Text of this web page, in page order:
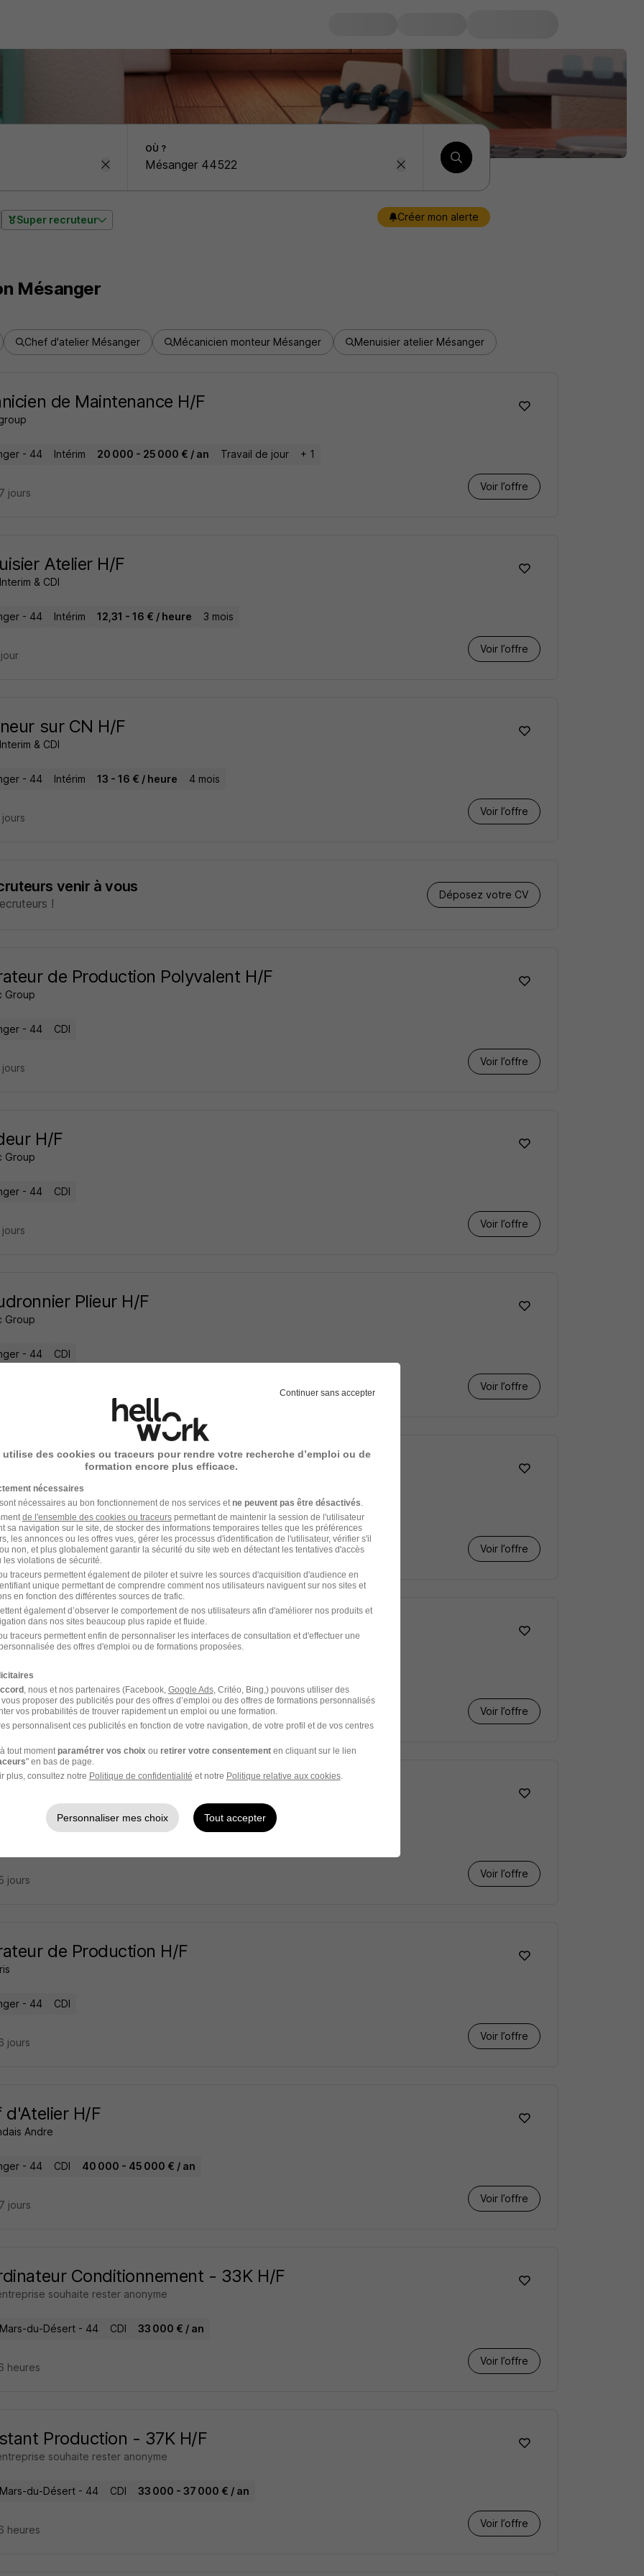
OÙ ?
Super recruteur Créer mon alerte
Mésanger
Chef d'atelier Mésanger Mécanicien monteur Mésanger Menuisier atelier Mésanger
de Maintenance H/F
- 44 Intérim 20 000 - 25 000 € / an Travail de jour + 1
Voir l’offre
jours
Atelier H/F
& CDI
- 44 Intérim 12,31 - 16 € / heure 3 mois
Voir l’offre
sur CN H/F
& CDI
- 44 Intérim 13 - 16 € / heure 4 mois
Voir l’offre
venir à vous
!
Déposez votre CV
de Production Polyvalent H/F
Group
- 44 CDI
Voir l’offre
H/F
Group
- 44 CDI
Voir l’offre
Plieur H/F
Group
- 44 CDI
Voir l’offre
Polyvalent en Industrie H/F
- 44 CDI
Voir l’offre
jours
Monteur H/F
Group
- 44
Voir l’offre
jours
Voir l’offre
jours
de Production H/F
- 44 CDI
Voir l’offre
jours
d'Atelier H/F
Andre
- 44 CDI 40 000 - 45 000 € / an
Voir l’offre
jours
Conditionnement - 33K H/F
souhaite rester anonyme
du-Désert - 44 CDI 33 000 € / an
Voir l’offre
heures
Production - 37K H/F
souhaite rester anonyme
du-Désert - 44 CDI 33 000 - 37 000 € / an
Voir l’offre
heures
Continuer sans accepter
utilise des cookies ou traceurs pour rendre votre recherche d’emploi ou de
formation encore plus efficace.
nécessaires
nécessaires au bon fonctionnement de nos services et ne peuvent pas être désactivés
de l'ensemble des cookies ou traceurspermettant de maintenir la session de l'utilisateur
sa navigation sur le site, de stocker des informations temporaires telles que les préférences
les annonces ou les offres vues, gérer les processus d'identification de l'utilisateur, vérifier s'il
non, et plus globalement garantir la sécurité du site web en détectant les tentatives d'accès
violations de sécurité.
traceurs permettent également de piloter et suivre les sources d'acquisition d'audience en
unique permettant de comprendre comment nos utilisateurs naviguent sur nos sites et
en fonction des différentes sources de trafic.
également d’observer le comportement de nos utilisateurs afin d'améliorer nos produits et
dans nos sites beaucoup plus rapide et fluide.
traceurs permettent enfin de personnaliser les interfaces de consultation et d'effectuer une
des offres d'emploi ou de formations proposées.
, nous et nos partenaires (Facebook, Google Ads, Critéo, Bing,) pouvons utiliser des
proposer des publicités pour des offres d’emploi ou des offres de formations personnalisés
vos probabilités de trouver rapidement un emploi ou une formation.
personnalisent ces publicités en fonction de votre navigation, de votre profil et de vos centres
tout moment paramétrer vos choix ou retirer votre consentementen cliquant sur le lien
" en bas de page.
plus, consultez notre Politique de confidentialité et notre Politique relative aux cookies.
Personnaliser mes choix Tout accepter